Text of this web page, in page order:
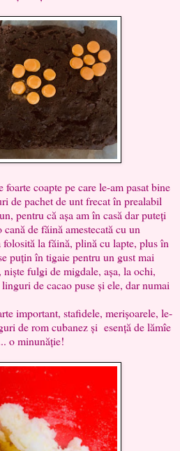
coapte pe care le-am pasat bine
de pachet de unt frecat în prealabil
pentru că așa am în casă dar puteți
de făină amestecată cu un
la făină, plină cu lapte, plus în
puțin în tigaie pentru un gust mai
fulgi de migdale, așa, la ochi,
de cacao puse și ele, dar numai
stafidele, merișoarele, le-
de rom cubanez și esență de lămîe
o minunăție!